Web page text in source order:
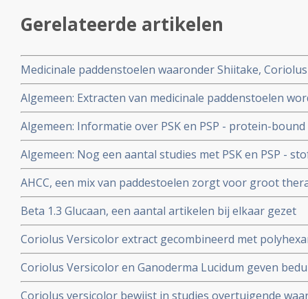
Gerelateerde artikelen
Medicinale paddenstoelen waaronder Shiitake,
Sylvaticus geven minder bijwerkingen, minder kans
overleving bij kankerpatienten
Algemeen: Extracten van medicinale paddenstoelen
meer en meer gezien als een natuurlijke behandeling
kanker. Blijkt uit recente reviewstudie
Algemeen: Informatie over PSK en PSP - protein-
stofjes uit paddestoelen - die een grote antioxidante
hebben.
Algemeen: Nog een aantal studies met PSK en PSP -
bij elkaar gezet.
AHCC, een mix van paddestoelen zorgt voor groot
levertumoren blijkt uit fase III studie
Beta 1.3 Glucaan, een aantal artikelen bij elkaar gezet
Coriolus Versicolor extract gecombineerd met
oplossing (PHMB) veroorzaakt snellere verdwijning
dan alleen Coriolus Versicolor.
Coriolus Versicolor en Ganoderma Lucidum geven
overleving en betere kwaliteit van leven als
Coriolus versicolor bewijst in studies overtuigende